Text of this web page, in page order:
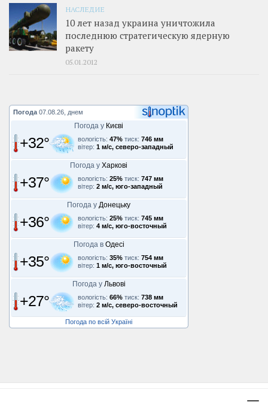
НАСЛЕДИЕ
10 лет назад украина уничтожила
последнюю стратегическую ядерную
ракету
05.01.2012
Погода 07.08.26, днем
Погода у Києві
+32° вологість: 47% тиск: 746 мм
вітер: 1 м/с, северо-западный
Погода у Харкові
+37° вологість: 25% тиск: 747 мм
вітер: 2 м/с, юго-западный
Погода у Донецьку
+36° вологість: 25% тиск: 745 мм
вітер: 4 м/с, юго-восточный
Погода в Одесі
+35° вологість: 35% тиск: 754 мм
вітер: 1 м/с, юго-восточный
Погода у Львові
+27° вологість: 66% тиск: 738 мм
вітер: 2 м/с, северо-восточный
Погода по всій Україні